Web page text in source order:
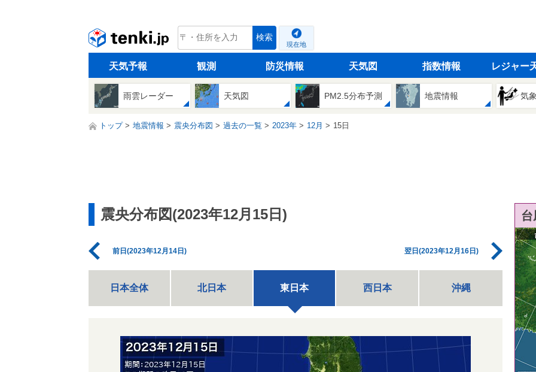
tenki.jp 検索
現在地
天気予報 観測 防災情報 天気図 指数情報 レジャー
雨雲レーダー 天気図 PM2.5分布予測 地震情報 気
トップ 地震情報 震央分布図 過去の一覧 2023年 12月 15日
震央分布図(2023年12月15日)
前日(2023年12月14日) 翌日(2023年12月16日)
日本全体 北日本 東日本 西日本 沖縄